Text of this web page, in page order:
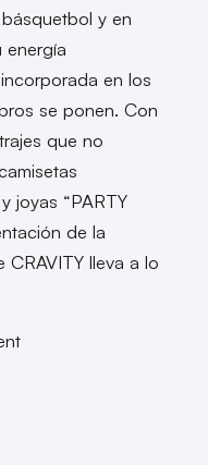
y en
energía
en los
se ponen. Con
que no
joyas “PARTY
de la
lleva a lo